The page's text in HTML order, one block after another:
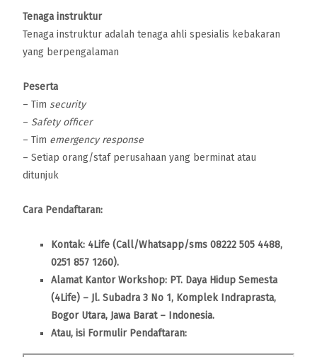
Tenaga instruktur
Tenaga instruktur adalah tenaga ahli spesialis kebakaran
yang berpengalaman
Peserta
– Tim security
– Safety officer
– Tim emergency response
– Setiap orang/staf perusahaan yang berminat atau
ditunjuk
Cara Pendaftaran:
Kontak: 4Life (Call/Whatsapp/sms 08222 505 4488,
0251 857 1260).
Alamat Kantor Workshop: PT. Daya Hidup Semesta
(4Life) – Jl. Subadra 3 No 1, Komplek Indraprasta,
Bogor Utara, Jawa Barat – Indonesia.
Atau, isi Formulir Pendaftaran: